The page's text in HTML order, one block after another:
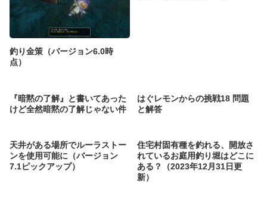
釣り金策（バージョン6.0時
点）
『暗黙の了解』と書いてあった
けど全然暗黙の了解じゃない件
はぐレモンからの挑戦18 問題
と解答
天井がある場所でルーラストー
ンを使用可能に（バージョン
7.1ピックアップ）
住宅村固有種を釣れる、開放さ
れているお庭用釣り堀はどこに
ある？（2023年12月31日更
新）